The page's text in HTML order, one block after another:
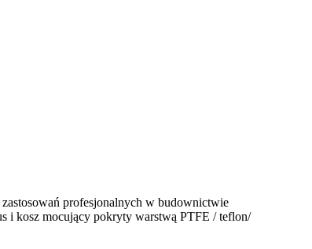
profesjonalnych w budownictwie
i kosz mocujący pokryty warstwą PTFE / teflon/